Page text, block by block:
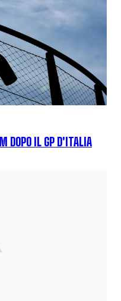
DOPO IL GP D'ITALIA